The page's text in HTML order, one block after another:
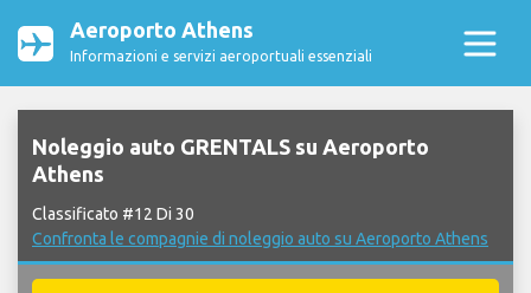
Aeroporto Athens
Informazioni e servizi aeroportuali essenziali
Noleggio auto GRENTALS su Aeroporto
Athens
Classificato #12 Di 30
Confronta le compagnie di noleggio auto su Aeroporto Athens